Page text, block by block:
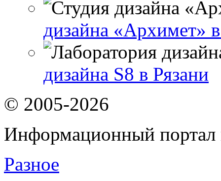
дизайна «Архимет»
дизайна S8 в Рязани
© 2005-2026
Информационный портал
Разное